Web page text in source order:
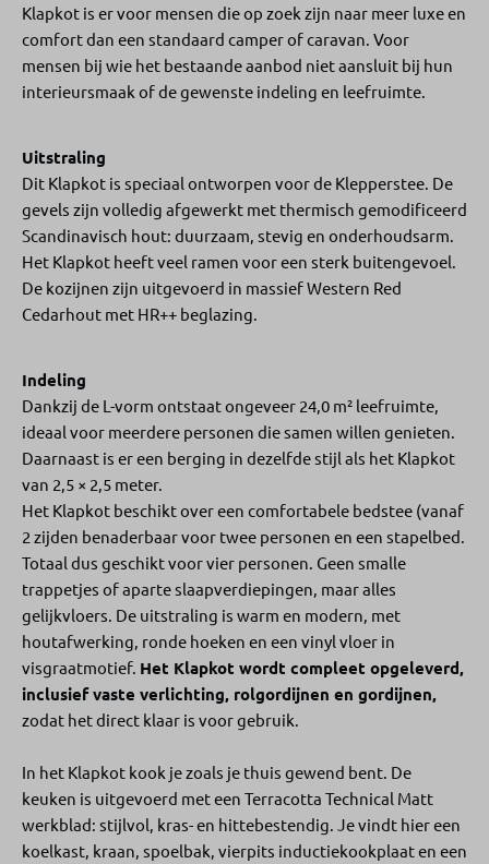
Klapkot is er voor mensen die op zoek zijn naar meer luxe en
comfort dan een standaard camper of caravan. Voor
mensen bij wie het bestaande aanbod niet aansluit bij hun
interieursmaak of de gewenste indeling en leefruimte.
Uitstraling
Dit Klapkot is speciaal ontworpen voor de Klepperstee. De
gevels zijn volledig afgewerkt met thermisch gemodificeerd
Scandinavisch hout: duurzaam, stevig en onderhoudsarm.
Het Klapkot heeft veel ramen voor een sterk buitengevoel.
De kozijnen zijn uitgevoerd in massief Western Red
Cedarhout met HR++ beglazing.
Indeling
Dankzij de L-vorm ontstaat ongeveer 24,0 m² leefruimte,
ideaal voor meerdere personen die samen willen genieten.
Daarnaast is er een berging in dezelfde stijl als het Klapkot
van 2,5 × 2,5 meter.
Het Klapkot beschikt over een comfortabele bedstee (vanaf
2 zijden benaderbaar voor twee personen en een stapelbed.
Totaal dus geschikt voor vier personen. Geen smalle
trappetjes of aparte slaapverdiepingen, maar alles
gelijkvloers. De uitstraling is warm en modern, met
houtafwerking, ronde hoeken en een vinyl vloer in
visgraatmotief. Het Klapkot wordt compleet opgeleverd,
inclusief vaste verlichting, rolgordijnen en gordijnen,
zodat het direct klaar is voor gebruik.
In het Klapkot kook je zoals je thuis gewend bent. De
keuken is uitgevoerd met een Terracotta Technical Matt
werkblad: stijlvol, kras- en hittebestendig. Je vindt hier een
koelkast, kraan, spoelbak, vierpits inductiekookplaat en een